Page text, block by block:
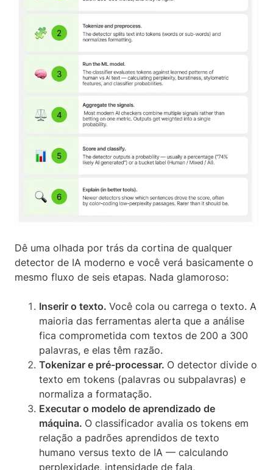
Dê uma olhada por trás da cortina de qualquer
detector de IA moderno e você verá basicamente o
mesmo fluxo de seis etapas. Nada glamoroso:
Inserir o texto. Você cola ou carrega o texto. A
maioria das ferramentas alerta que a análise
fica comprometida com textos de 200 a 300
palavras, e elas têm razão.
Tokenizar e pré-processar. O detector divide o
texto em tokens (palavras ou subpalavras) e
normaliza a formatação.
Executar o modelo de aprendizado de
máquina. O classificador avalia os tokens em
relação a padrões aprendidos de texto
humano versus texto de IA — calculando
perplexidade, intensidade de fala,